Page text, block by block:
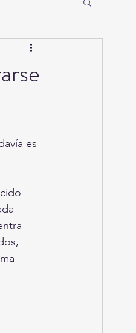
Torreón
la Historia
es